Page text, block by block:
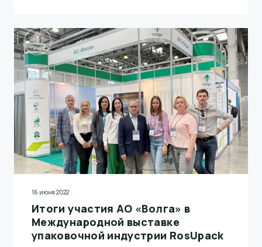
16 июня 2022
Итоги участия АО «Волга» в
Международной выставке
упаковочной индустрии RosUpack